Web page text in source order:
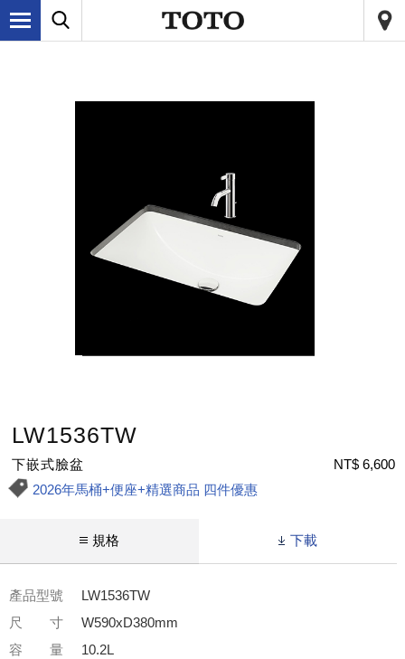
LW1536TW
下嵌式臉盆
NT$ 6,600
2026年馬桶+便座+精選商品 四件優惠
規格 下載
產品型號
LW1536TW
尺 寸
W590xD380mm
容 量
10.2L